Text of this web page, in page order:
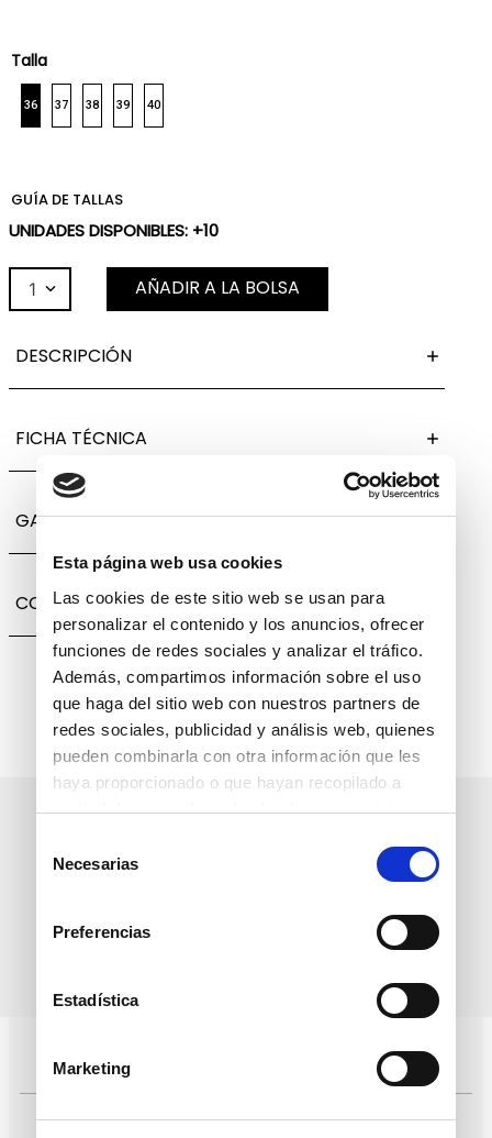
Esta página web usa cookies
Las cookies de este sitio web se usan para
personalizar el contenido y los anuncios, ofrecer
funciones de redes sociales y analizar el tráfico.
Además, compartimos información sobre el uso
que haga del sitio web con nuestros partners de
redes sociales, publicidad y análisis web, quienes
pueden combinarla con otra información que les
haya proporcionado o que hayan recopilado a
partir del uso que haya hecho de sus servicios.
deNecesarias
Preferencias
Estadística
Marketing
Talla
36 37 38 39 40
GUÍA DE TALLAS
UNIDADES DISPONIBLES: +10
1 AÑADIR A LA BOLSA
DESCRIPCIÓN
FICHA TÉCNICA
GARANTÍA, CAMBIOS Y DEVOLUCIONES
COMPARTIR
datos personales
Pagos 100% seguros, página certificada
Comprar fácil en solo 4 pasos